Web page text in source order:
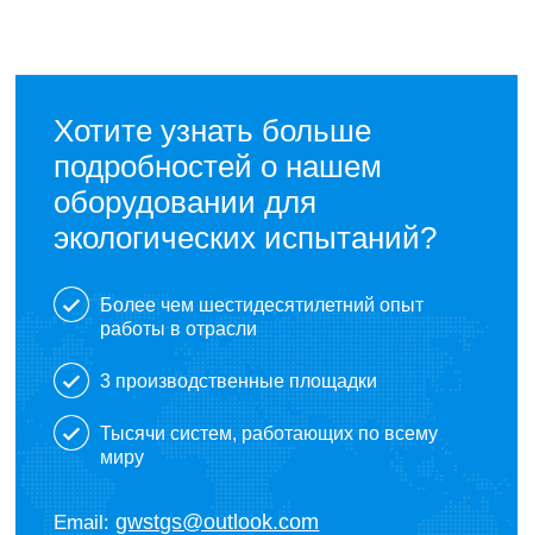
Хотите узнать больше
подробностей о нашем
оборудовании для
экологических испытаний?
Более чем шестидесятилетний опыт
работы в отрасли
3 производственные площадки
Тысячи систем, работающих по всему
миру
Email:gwstgs@outlook.com